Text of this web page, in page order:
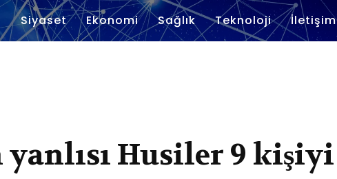
Siyaset Ekonomi Sağlık Teknoloji İletişim
yanlısı Husiler 9 kişiyi